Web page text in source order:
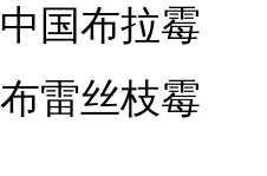
中国布拉霉
布雷丝枝霉